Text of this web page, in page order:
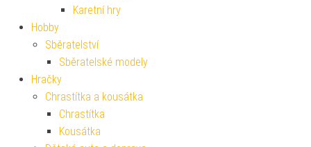
Karetní hry
Hobby
Sběratelství
Sběratelské modely
Hračky
Chrastítka a kousátka
Chrastítka
Kousátka